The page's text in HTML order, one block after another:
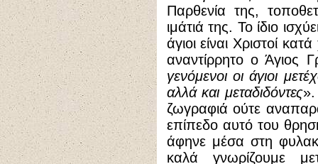
Παρθενία της,
ιμάτιά της. Το ίδιο
άγιοι είναι Χριστοί
αναντίρρητο ο Άγιος
γενόμενοι οι άγιοι
αλλά και μεταδιδόντες».
ζωγραφιά ούτε
επίπεδο αυτό του
άφηνε μέσα στη
καλά γνωρίζουμε